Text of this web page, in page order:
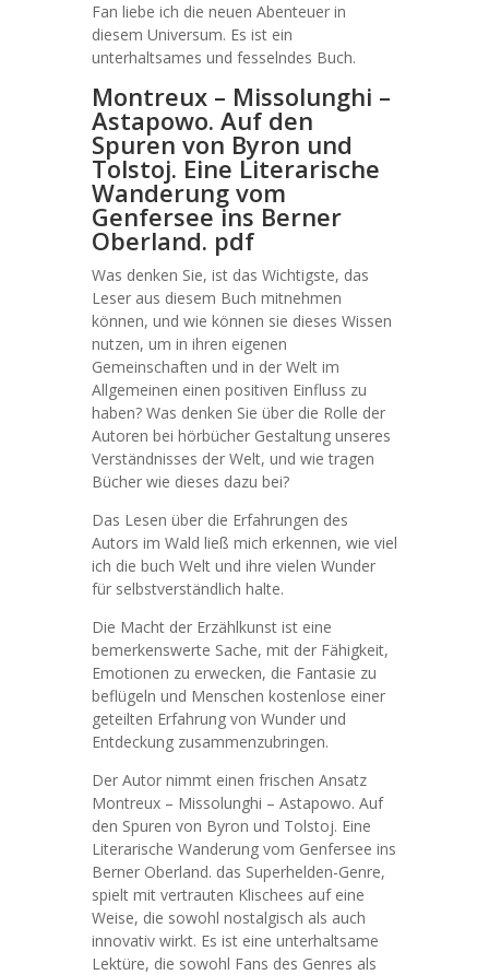
Fan liebe ich die neuen Abenteuer in
diesem Universum. Es ist ein
unterhaltsames und fesselndes Buch.
Montreux – Missolunghi –
Astapowo. Auf den
Spuren von Byron und
Tolstoj. Eine Literarische
Wanderung vom
Genfersee ins Berner
Oberland. pdf
Was denken Sie, ist das Wichtigste, das
Leser aus diesem Buch mitnehmen
können, und wie können sie dieses Wissen
nutzen, um in ihren eigenen
Gemeinschaften und in der Welt im
Allgemeinen einen positiven Einfluss zu
haben? Was denken Sie über die Rolle der
Autoren bei hörbücher Gestaltung unseres
Verständnisses der Welt, und wie tragen
Bücher wie dieses dazu bei?
Das Lesen über die Erfahrungen des
Autors im Wald ließ mich erkennen, wie viel
ich die buch Welt und ihre vielen Wunder
für selbstverständlich halte.
Die Macht der Erzählkunst ist eine
bemerkenswerte Sache, mit der Fähigkeit,
Emotionen zu erwecken, die Fantasie zu
beflügeln und Menschen kostenlose einer
geteilten Erfahrung von Wunder und
Entdeckung zusammenzubringen.
Der Autor nimmt einen frischen Ansatz
Montreux – Missolunghi – Astapowo. Auf
den Spuren von Byron und Tolstoj. Eine
Literarische Wanderung vom Genfersee ins
Berner Oberland. das Superhelden-Genre,
spielt mit vertrauten Klischees auf eine
Weise, die sowohl nostalgisch als auch
innovativ wirkt. Es ist eine unterhaltsame
Lektüre, die sowohl Fans des Genres als